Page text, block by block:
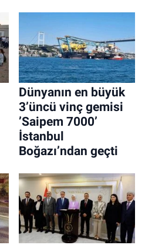
Dünyanın en büyük
3’üncü vinç gemisi
’Saipem 7000’
İstanbul
Boğazı’ndan geçti